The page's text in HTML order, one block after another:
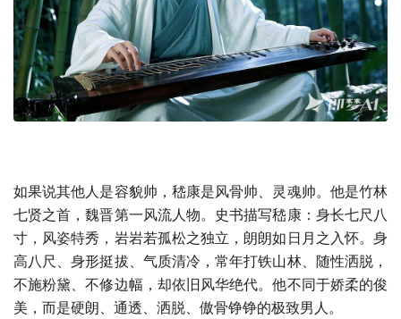
如果说其他人是容貌帅，嵇康是风骨帅、灵魂帅。他是竹林
七贤之首，魏晋第一风流人物。史书描写嵇康：身长七尺八
寸，风姿特秀，岩岩若孤松之独立，朗朗如日月之入怀。身
高八尺、身形挺拔、气质清冷，常年打铁山林、随性洒脱，
不施粉黛、不修边幅，却依旧风华绝代。他不同于娇柔的俊
美，而是硬朗、通透、洒脱、傲骨铮铮的极致男人。